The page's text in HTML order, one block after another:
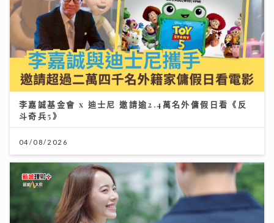
李嘉誠基金會 x 迪士尼 邀請逾2.4萬名外傭假日看《反
斗奇兵5》
04/08/2026